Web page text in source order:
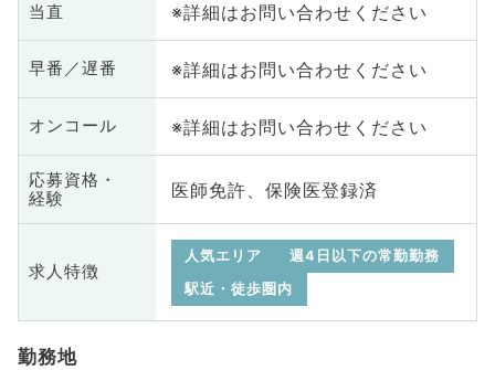
当直 ※詳細はお問い合わせください
早番／遅番 ※詳細はお問い合わせください
オンコール ※詳細はお問い合わせください
応募資格・
経験
医師免許、保険医登録済
求人特徴
人気エリア
週4日以下の常勤勤務
駅近・徒歩圏内
勤務地